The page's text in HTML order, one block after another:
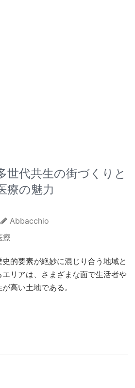
世代共生の街づくりと
療の魅力
Abbacchio
療
的要素が絶妙に混じり合う地域と
リアは、さまざまな面で生活者や
高い土地である。